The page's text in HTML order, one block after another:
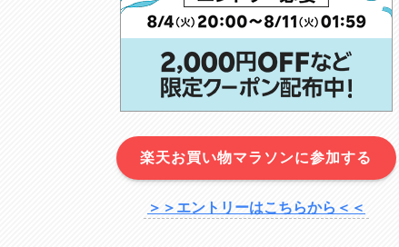
楽天お買い物マラソンに参加する
＞＞エントリーはこちらから＜＜